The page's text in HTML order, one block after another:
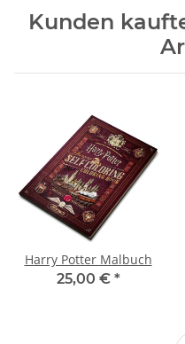
Kunden
Harry Potter Malbuch
25,00 € *